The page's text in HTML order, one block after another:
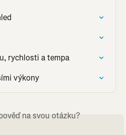
rychlosti a tempa
výkony
na svou otázku?